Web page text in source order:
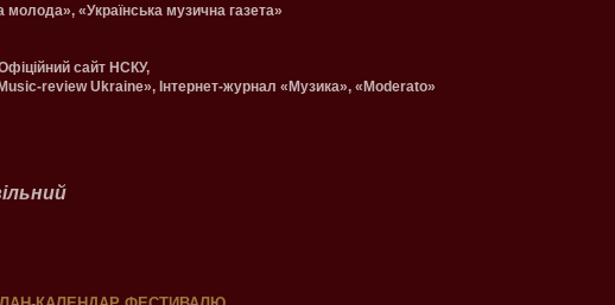
«Українська музична газета»
сайт НСКУ,
review Ukraine», Інтернет-журнал «Музика», «Moderato»